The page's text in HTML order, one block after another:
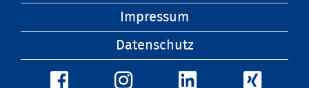
Impressum
Datenschutz